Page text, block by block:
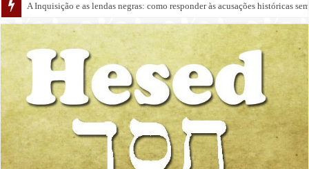
A Inquisição e as lendas negras: como responder às acusações históricas